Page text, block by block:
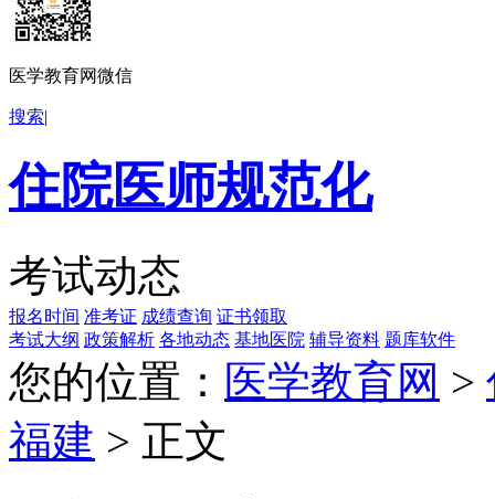
医学教育网微信
搜索|
住院医师规范化
考试动态
报名时间 准考证 成绩查询 证书领取
考试大纲 政策解析 各地动态 基地医院 辅导资料 题库软件
您的位置： 医学教育网 >
福建 > 正文